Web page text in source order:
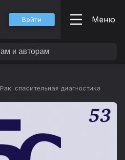
Войти Меню
Рак: спасительная диагностика